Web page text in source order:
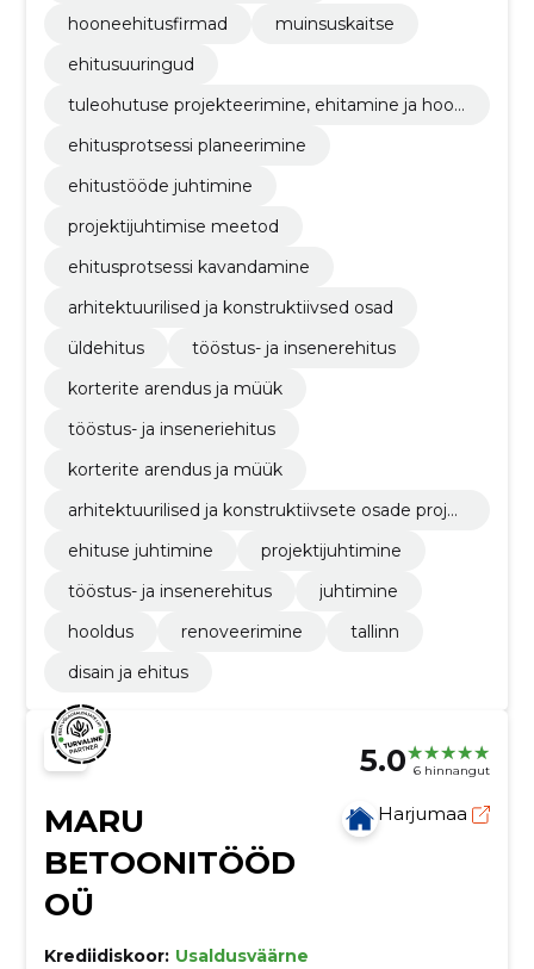
hooneehitusfirmad
muinsuskaitse
ehitusuuringud
tuleohutuse projekteerimine, ehitamine ja hool
ehitusprotsessi planeerimine
ehitustööde juhtimine
projektijuhtimise meetod
ehitusprotsessi kavandamine
arhitektuurilised ja konstruktiivsed osad
üldehitus
tööstus- ja insenerehitus
korterite arendus ja müük
tööstus- ja inseneriehitus
korterite arendus ja müük
arhitektuurilised ja konstruktiivsete osade proje
ehituse juhtimine
projektijuhtimine
tööstus- ja insenerehitus
juhtimine
hooldus
renoveerimine
tallinn
disain ja ehitus
5.0 6 hinnangut
MARU
BETOONITÖÖD
OÜ
Harjumaa
Krediidiskoor: Usaldusväärne